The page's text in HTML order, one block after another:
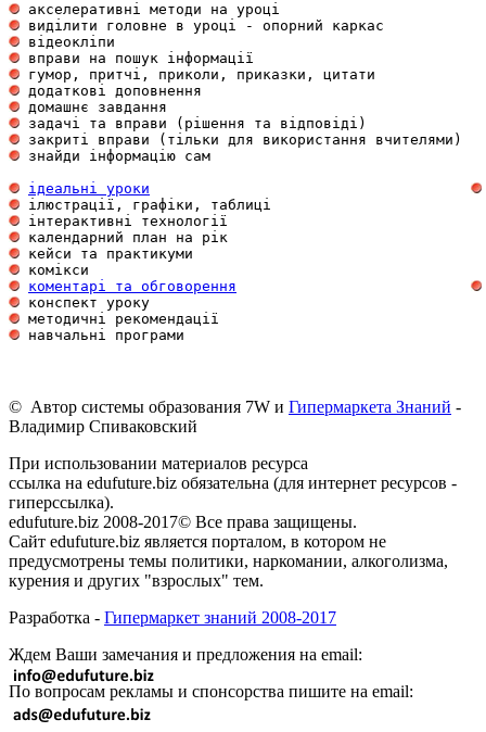
акселеративні методи на
виділити головне в уроці - опорний
вправи на пошук
гумор, притчі, приколи, приказки,
додаткові
домашнє
задачі та вправи (рішення та
закриті вправи (тільки для використання
знайди інформацію
ідеальні уроки
ілюстрації, графіки,
інтерактивні
календарний план на
кейси та
коментарі та обговорення
конспект
методичні
навчальні
© Автор системы образования 7W и Гипермаркета Знаний -
Владимир Спиваковский
При использовании материалов ресурса
ссылка на edufuture.biz обязательна (для интернет ресурсов -
гиперссылка).
edufuture.biz 2008-2017© Все права защищены.
Сайт edufuture.biz является порталом, в котором не
предусмотрены темы политики, наркомании, алкоголизма,
курения и других "взрослых" тем.
Разработка - Гипермаркет знаний 2008-2017
Ждем Ваши замечания и предложения на email:
По вопросам рекламы и спонсорства пишите на email: